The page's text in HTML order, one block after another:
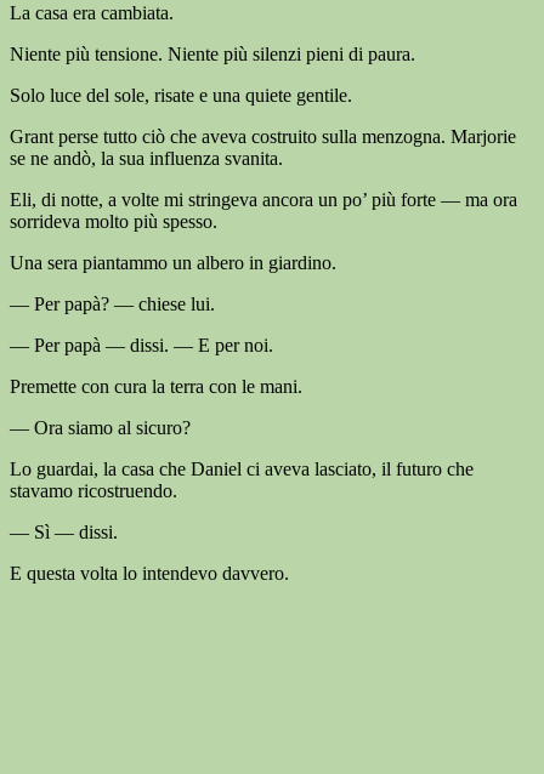
La casa era cambiata.
Niente più tensione. Niente più silenzi pieni di paura.
Solo luce del sole, risate e una quiete gentile.
Grant perse tutto ciò che aveva costruito sulla menzogna. Marjorie
se ne andò, la sua influenza svanita.
Eli, di notte, a volte mi stringeva ancora un po’ più forte — ma ora
sorrideva molto più spesso.
Una sera piantammo un albero in giardino.
— Per papà? — chiese lui.
— Per papà — dissi. — E per noi.
Premette con cura la terra con le mani.
— Ora siamo al sicuro?
Lo guardai, la casa che Daniel ci aveva lasciato, il futuro che
stavamo ricostruendo.
— Sì — dissi.
E questa volta lo intendevo davvero.